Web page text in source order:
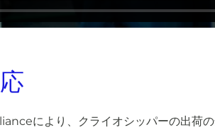
により、クライオシッパーの出荷の